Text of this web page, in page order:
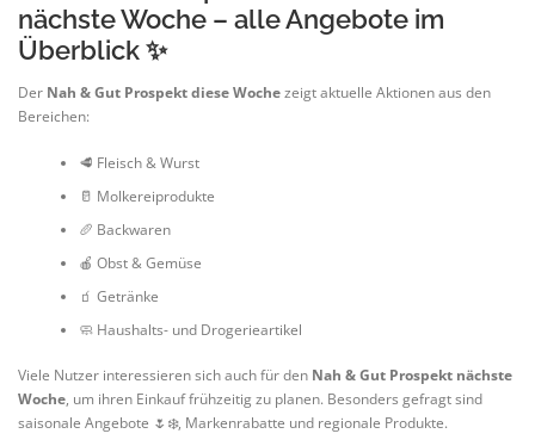
nächste Woche – alle Angebote im
Überblick ✨
Der Nah & Gut Prospekt diese Wochezeigt aktuelle Aktionen aus den
Bereichen:
🥩 Fleisch & Wurst
🥛 Molkereiprodukte
🥖 Backwaren
🍎 Obst & Gemüse
🧃 Getränke
🧼 Haushalts- und Drogerieartikel
Viele Nutzer interessieren sich auch für den Nah & Gut Prospekt nächste
Woche, um ihren Einkauf frühzeitig zu planen. Besonders gefragt sind
saisonale Angebote 🌷❄️, Markenrabatte und regionale Produkte.